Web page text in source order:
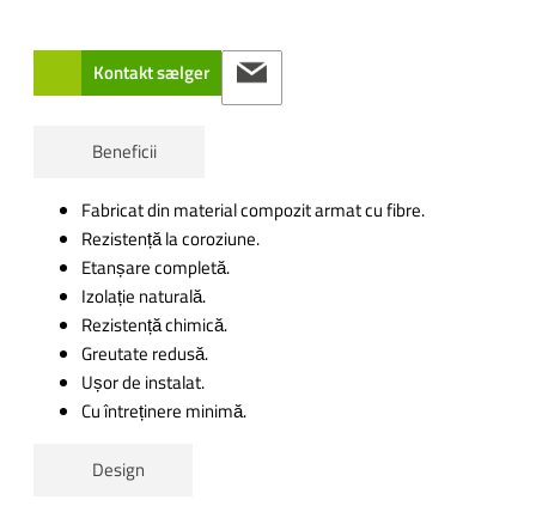
Kontakt sælger
Beneficii
Fabricat din material compozit armat cu fibre.
Rezistență la coroziune.
Etanșare completă.
Izolație naturală.
Rezistență chimică.
Greutate redusă.
Ușor de instalat.
Cu întreținere minimă.
Design